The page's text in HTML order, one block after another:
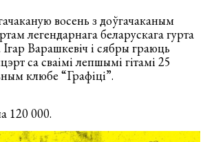
восень з доўгачаканым
легендарнага беларускага гурта
Варашкевіч і сябры граюць
са сваімі лепшымі гітамі 25
клюбе “Графiцi”.
120 000.